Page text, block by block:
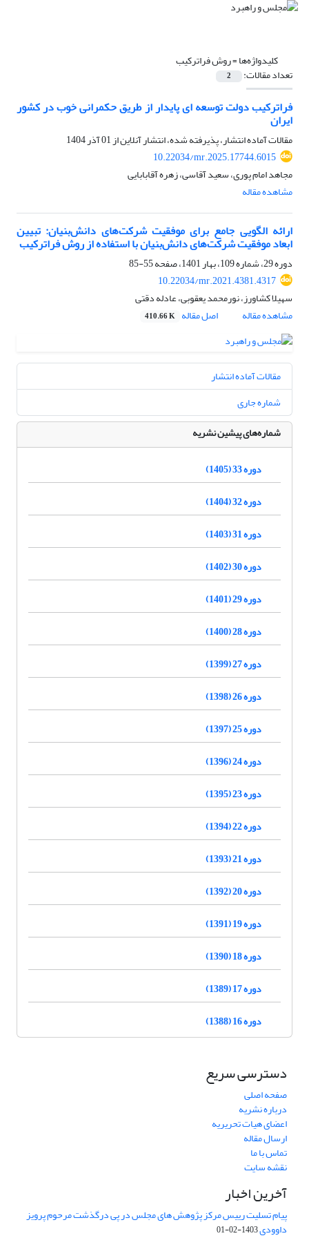
کلیدواژه‌ها =روش فراترکیب
تعداد مقالات: 2
فراترکیب دولت توسعه ای پایدار از طریق حکمرانی خوب در کشور
ایران
مقالات آماده انتشار، پذیرفته شده، انتشار آنلاین از01 آذر 1404
10.22034/mr.2025.17744.6015
مجاهد امام پوری، سعید آقاسی، زهره آقابابایی
مشاهده مقاله
ارائه الگویی جامع برای موفقیت شرکت‌های دانش‌بنیان: تبیین
ابعاد موفقیت شرکت‌های دانش‌بنیان با استفاده از روش فراترکیب
دوره 29، شماره 109، بهار 1401، صفحه
55-85
10.22034/mr.2021.4381.4317
سهیلا کشاورز، نورمحمد یعقوبی، عادله دقتی
مشاهده مقاله
اصل مقاله 410.66 K
مقالات آماده انتشار
شماره جاری
شماره‌های پیشین نشریه
دوره 33 (1405)
دوره 32 (1404)
دوره 31 (1403)
دوره 30 (1402)
دوره 29 (1401)
دوره 28 (1400)
دوره 27 (1399)
دوره 26 (1398)
دوره 25 (1397)
دوره 24 (1396)
دوره 23 (1395)
دوره 22 (1394)
دوره 21 (1393)
دوره 20 (1392)
دوره 19 (1391)
دوره 18 (1390)
دوره 17 (1389)
دوره 16 (1388)
دسترسی سریع
صفحه اصلی
درباره نشریه
اعضای هیات تحریریه
ارسال مقاله
تماس با ما
نقشه سایت
آخرین اخبار
پیام تسلیت رییس مرکز پژوهش های مجلس در پی درگذشت مرحوم پرویز
داوودی1403-02-01